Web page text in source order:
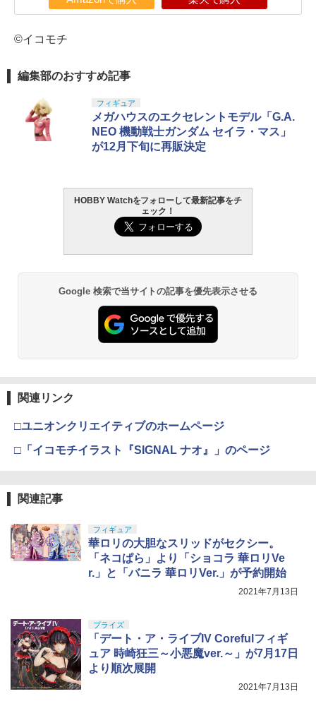
©イコモチ
編集部のおすすめ記事
フィギュア
メガハウスのエクセレントモデル「G.A.
NEO 機動戦士ガンダム セイラ・マス」
が12月下旬に再販決定
HOBBY Watchをフォローして最新記事をチ
ェック！
Google 検索で当サイトの記事を優先表示させる
関連リンク
□ユニオンクリエイティブのホームページ
□「イコモチイラスト『SIGNAL ナオ』」のページ
関連記事
フィギュア
華ロリの大胆なスリッドがセクシー。
「ネコぱら」より「ショコラ 華ロリVe
r.」と「バニラ 華ロリVer.」が予約開始
2021年7月13日
プライズ
「デート・ア・ライブIV Corefulフィギ
ュア 時崎狂三～小悪魔ver.～」が7月17日
より順次展開
2021年7月13日